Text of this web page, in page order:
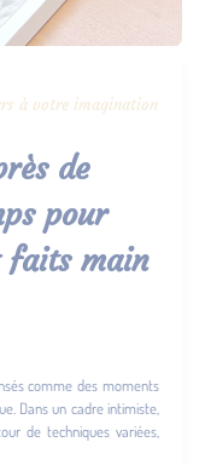
à votre imagination
de
pour
faits main
comme des moments
Dans un cadre intimiste,
de techniques variées,